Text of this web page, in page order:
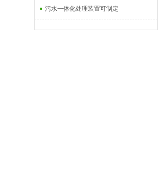
污水一体化处理装置可制定